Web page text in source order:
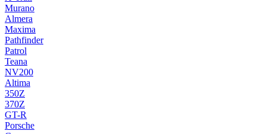
Murano
Almera
Maxima
Pathfinder
Patrol
Teana
NV200
Altima
350Z
370Z
GT-R
Porsche